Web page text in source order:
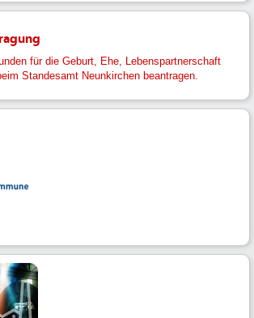
für die Geburt, Ehe, Lebenspartnerschaft
Standesamt Neunkirchen beantragen.